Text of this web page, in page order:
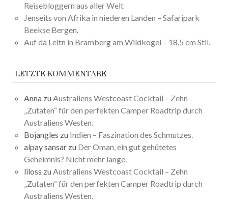
Reisebloggern aus aller Welt
Jenseits von Afrika in niederen Landen – Safaripark
Beekse Bergen.
Auf da Leitn in Bramberg am Wildkogel – 18,5 cm Stil.
LETZTE KOMMENTARE
Anna zu Australiens Westcoast Cocktail – Zehn
„Zutaten“ für den perfekten Camper Roadtrip durch
Australiens Westen.
Bojangles zu Indien – Faszination des Schmutzes.
alpay sansar zu Der Oman, ein gut gehütetes
Geheimnis? Nicht mehr lange.
liloss zu Australiens Westcoast Cocktail – Zehn
„Zutaten“ für den perfekten Camper Roadtrip durch
Australiens Westen.